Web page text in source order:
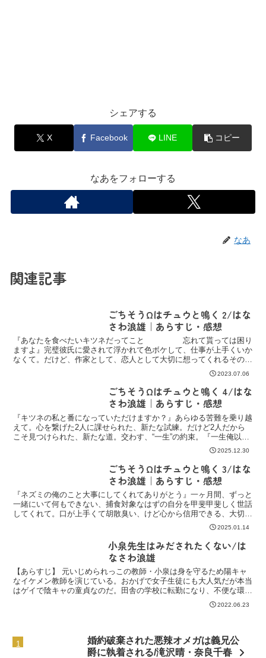
シェアする
X Facebook LINE コピー
なあをフォローする
なあ
関連記事
ごちそうΩはチュウと鳴く 2/はな
さわ浪雄｜あらすじ・感想
『あなたを食べたいキツネだってこと 忘れて貰っては困り
ますよ』完璧彼氏に愛されて浮かれて色ボケして、仕事が上手くいか
なくて。だけど、作家として、恋人として大切に想ってくれるその愛
に“食べられてもしょうがない”とそう、思えるほどの覚悟... 2023.07.06
ごちそうΩはチュウと鳴く 4/はな
さわ浪雄｜あらすじ・感想
『キツネの私と番になっていただけますか？』あらゆる苦難を乗り越
えて。心を繋げた2人に課せられた、新たな試練。だけど2人だから
こそ見つけられた、新たな道。交わす、“一生”の約束。『一生俺以外
食べちゃ駄目だよ』⋆エリート捕食者αｘ餌界の王Ω⋆▶...
2025.12.30
ごちそうΩはチュウと鳴く 3/はな
さわ浪雄｜あらすじ・感想
『ネズミの俺のこと大事にしてくれてありがとう』一ヶ月間、ずっと
一緒にいて何もできない、捕食対象なはずの自分を甲斐甲斐しく世話
してくれて。口が上手くて胡散臭い、けど心から信用できる、大切
な。『一緒に頑張っていただけますか？』⋆エリート捕食者α...2025.01.14
小泉先生はみだされたくない/は
なさわ浪雄
【あらすじ】 元いじめられっこの教師・小泉は身を守るため陽キャ
なイケメン教師を演じている。おかげで女子生徒にも大人気だが本当
はゲイで陰キャの童貞なのだ。田舎の学校に転勤になり、不便な環境
と嘘の自分を演じるストレスで泣きたい日々。さらに威圧的...2022.06.23
婚約破棄された悪辣オメガは義兄公
爵に執着される/滝沢晴・奈良千春